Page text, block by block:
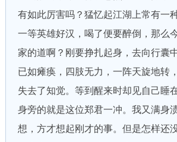
有如此厉害吗？猛忆起江湖上常有一
一等英雄好汉，喝了便要醉倒，那么
家的道啊？刚要挣扎起身，去向行囊
已如瘫痪，四肢无力，一阵天旋地转
失去了知觉。等到醒来时却见自己睡
身旁的就是这位郑君一冲。我又满身
想，方才想起刚才的事。但是怎样还